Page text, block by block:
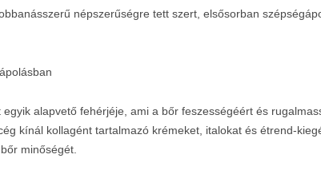
népszerűségre tett szert, elsősorban
alapvető fehérjéje, ami a bőr feszességéért és
kínál kollagént tartalmazó krémeket, italokat és étrend-
minőségét.